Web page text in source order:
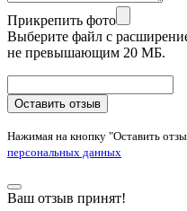
Прикрепить фото
Выберите файл с
не превышающим 20 МБ.
Оставить отзыв
Нажимая на кнопку "Оставить
персональных данных
Ваш отзыв принят!